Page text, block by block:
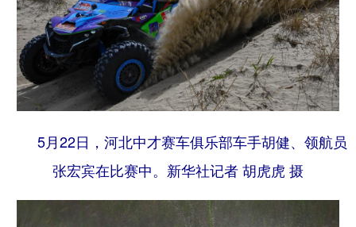
5月22日，河北中才赛车俱乐部车手胡健、领航员
张宏宾在比赛中。 新华社记者 胡虎虎 摄